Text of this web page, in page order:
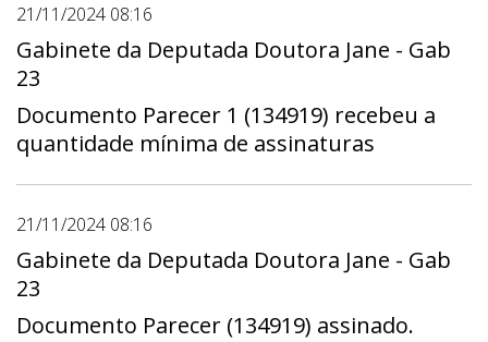
21/11/2024 08:16
Gabinete da Deputada Doutora Jane - Gab
23
Documento Parecer 1 (134919) recebeu a
quantidade mínima de assinaturas
21/11/2024 08:16
Gabinete da Deputada Doutora Jane - Gab
23
Documento Parecer (134919) assinado.